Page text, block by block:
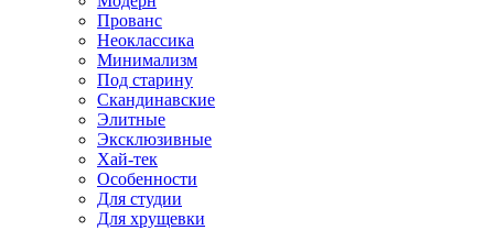
Прованс
Неоклассика
Минимализм
Под старину
Скандинавские
Элитные
Эксклюзивные
Хай-тек
Особенности
Для студии
Для хрущевки